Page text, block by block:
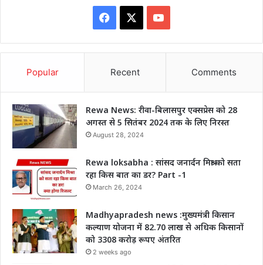
Facebook YouTube
Popular Recent Comments
Rewa News: रीवा-बिलासपुर एक्सप्रेस को 28
अगस्त से 5 सितंबर 2024 तक के लिए निरस्त
August 28, 2024
Rewa loksabha : सांसद जनार्दन मिश्रा को सता
रहा किस बात का डर? Part -1
March 26, 2024
Madhyapradesh news :मुख्यमंत्री किसान
कल्याण योजना में 82.70 लाख से अधिक किसानों
को 3308 करोड़ रूपए अंतरित
2 weeks ago